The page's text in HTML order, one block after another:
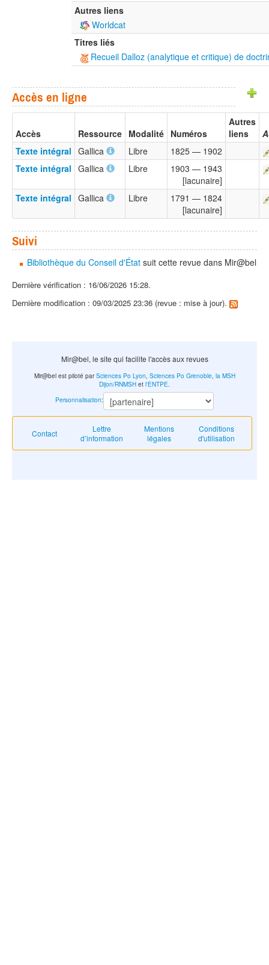
Autres liens
Worldcat
Titres liés
Recueil Dalloz (analytique et critique) de
Accès en ligne
Accès Ressource Modalité Numéros
Autres
liens
Texte intégral Gallica Libre
1825 — 1902
Texte intégral Gallica Libre
1903 — 1943
[lacunaire]
Texte intégral Gallica Libre
1791 — 1824
[lacunaire]
Suivi
Bibliothèque du Conseil d'État suit cette revue dans Mir@bel
Dernière vérification : 16/06/2026 15:28.
Dernière modification : 09/03/2025 23:36 (revue : mise à jour).
Mir@bel, le site qui facilite l'accès aux revues
Contact
Lettre
d’information
Mentions
légales
Conditions
d'utilisation
Mir@bel est piloté parSciences Po Lyon Sciences Po Grenoble, la MSH
Dijon/RNMSH et l'ENTPE
Personnalisation: